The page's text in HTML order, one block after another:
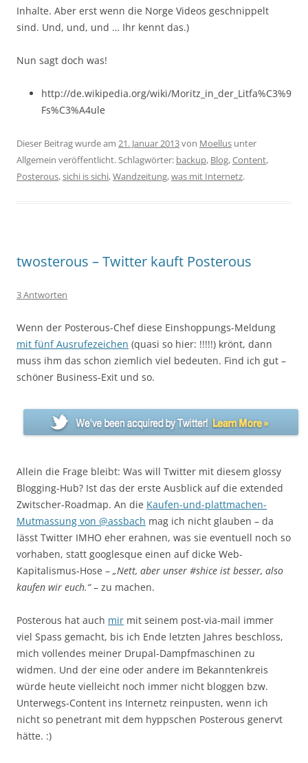
Inhalte. Aber erst wenn die Norge Videos geschnippelt
sind. Und, und, und … Ihr kennt das.)
Nun sagt doch was!
http://de.wikipedia.org/wiki/Moritz_in_der_Litfa%C3%9
Fs%C3%A4ule
Dieser Beitrag wurde am 21. Januar 2013von Moellus unter
Allgemein veröffentlicht. Schlagwörter: backup, Blog,Content,
Posterous,sichi is sichi,Wandzeitung,was mit Internetz.
twosterous – Twitter kauft Posterous
3 Antworten
Wenn der Posterous-Chef diese Einshoppungs-Meldung
mit fünf Ausrufezeichen (quasi so hier: !!!!!) krönt, dann
muss ihm das schon ziemlich viel bedeuten. Find ich gut –
schöner Business-Exit und so.
Allein die Frage bleibt: Was will Twitter mit diesem glossy
Blogging-Hub? Ist das der erste Ausblick auf die extended
Zwitscher-Roadmap. An die Kaufen-und-plattmachen-
Mutmassung von @assbach mag ich nicht glauben – da
lässt Twitter IMHO eher erahnen, was sie eventuell noch so
vorhaben, statt googlesque einen auf dicke Web-
Kapitalismus-Hose – „Nett, aber unser #shice ist besser, also
kaufen wir euch.“– zu machen.
Posterous hat auch mir mit seinem post-via-mail immer
viel Spass gemacht, bis ich Ende letzten Jahres beschloss,
mich vollendes meiner Drupal-Dampfmaschinen zu
widmen. Und der eine oder andere im Bekanntenkreis
würde heute vielleicht noch immer nicht bloggen bzw.
Unterwegs-Content ins Internetz reinpusten, wenn ich
nicht so penetrant mit dem hyppschen Posterous genervt
hätte. :)